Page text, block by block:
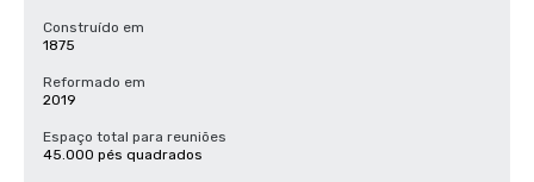
Construído em
1875
Reformado em
2019
Espaço total para reuniões
45.000 pés quadrados